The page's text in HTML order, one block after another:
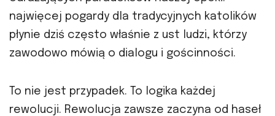
najwięcej pogardy dla tradycyjnych katolików
płynie dziś często właśnie z ust ludzi, którzy
zawodowo mówią o dialogu i gościnności.
To nie jest przypadek. To logika każdej
rewolucji. Rewolucja zawsze zaczyna od haseł